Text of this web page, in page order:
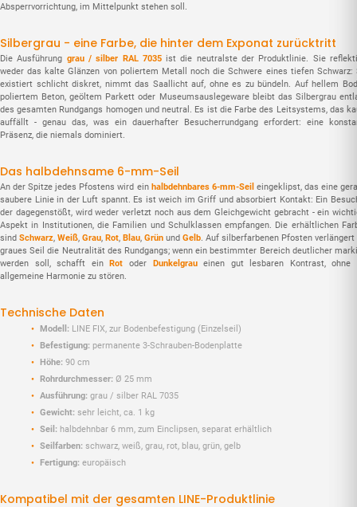
Absperrvorrichtung, im Mittelpunkt stehen soll.
Silbergrau - eine Farbe, die hinter dem Exponat zurücktritt
Die Ausführung grau / silber RAL 7035ist die neutralste der Produktlinie. Sie
weder das kalte Glänzen von poliertem Metall noch die Schwere eines tiefen Schwarz:
existiert schlicht diskret, nimmt das Saallicht auf, ohne es zu bündeln. Auf hellem
poliertem Beton, geöltem Parkett oder Museumsauslegeware bleibt das Silbergrau
des gesamten Rundgangs homogen und neutral. Es ist die Farbe des Leitsystems, das
auffällt - genau das, was ein dauerhafter Besucherrundgang erfordert: eine
Präsenz, die niemals dominiert.
Das halbdehnsame 6-mm-Seil
An der Spitze jedes Pfostens wird ein halbdehnbares 6-mm-Seil eingeklipst, das eine
saubere Linie in der Luft spannt. Es ist weich im Griff und absorbiert Kontakt: Ein
der dagegenstößt, wird weder verletzt noch aus dem Gleichgewicht gebracht - ein
Aspekt in Institutionen, die Familien und Schulklassen empfangen. Die erhältlichen
sind Schwarz, Weiß, Grau, Rot, Blau, Grün und Gelb. Auf silberfarbenen Pfosten verlängert
graues Seil die Neutralität des Rundgangs; wenn ein bestimmter Bereich deutlicher
werden soll, schafft ein
Rot oder Dunkelgraueinen gut lesbaren Kontrast, ohne
allgemeine Harmonie zu stören.
Technische Daten
Modell: LINE FIX, zur Bodenbefestigung (Einzelseil)
Befestigung: permanente 3-Schrauben-Bodenplatte
Höhe: 90 cm
Rohrdurchmesser: Ø 25 mm
Ausführung: grau / silber RAL 7035
Gewicht: sehr leicht, ca. 1 kg
Seil: halbdehnbar 6 mm, zum Einclipsen, separat erhältlich
Seilfarben: schwarz, weiß, grau, rot, blau, grün, gelb
Fertigung: europäisch
Kompatibel mit der gesamten LINE-Produktlinie